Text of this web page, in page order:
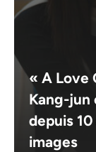
« A Love
Kang-jun
depuis
images